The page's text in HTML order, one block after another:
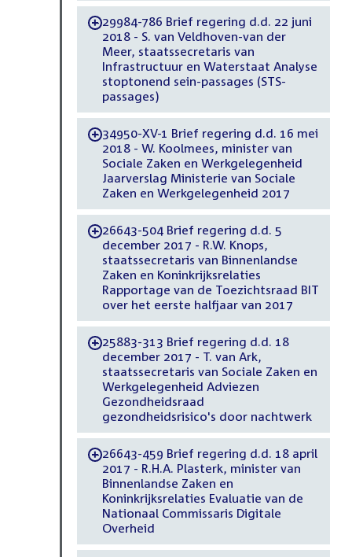
-29984-786 Brief regering d.d. 22 juni
2018 - S. van Veldhoven-van der
Meer, staatssecretaris van
Infrastructuur en Waterstaat Analyse
stoptonend sein-passages (STS-
passages)
-34950-XV-1 Brief regering d.d. 16 mei
2018 - W. Koolmees, minister van
Sociale Zaken en Werkgelegenheid
Jaarverslag Ministerie van Sociale
Zaken en Werkgelegenheid 2017
-26643-504 Brief regering d.d. 5
december 2017 - R.W. Knops,
staatssecretaris van Binnenlandse
Zaken en Koninkrijksrelaties
Rapportage van de Toezichtsraad BIT
over het eerste halfjaar van 2017
-25883-313 Brief regering d.d. 18
december 2017 - T. van Ark,
staatssecretaris van Sociale Zaken en
Werkgelegenheid Adviezen
Gezondheidsraad
gezondheidsrisico's door nachtwerk
-26643-459 Brief regering d.d. 18 april
2017 - R.H.A. Plasterk, minister van
Binnenlandse Zaken en
Koninkrijksrelaties Evaluatie van de
Nationaal Commissaris Digitale
Overheid